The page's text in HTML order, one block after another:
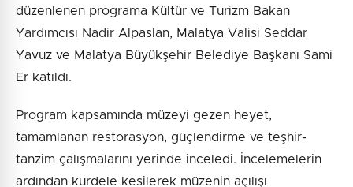
düzenlenen programa Kültür ve Turizm Bakan
Yardımcısı Nadir Alpaslan, Malatya Valisi Seddar
Yavuz ve Malatya Büyükşehir Belediye Başkanı Sami
Er katıldı.
Program kapsamında müzeyi gezen heyet,
tamamlanan restorasyon, güçlendirme ve teşhir-
tanzim çalışmalarını yerinde inceledi. İncelemelerin
ardından kurdele kesilerek müzenin açılışı